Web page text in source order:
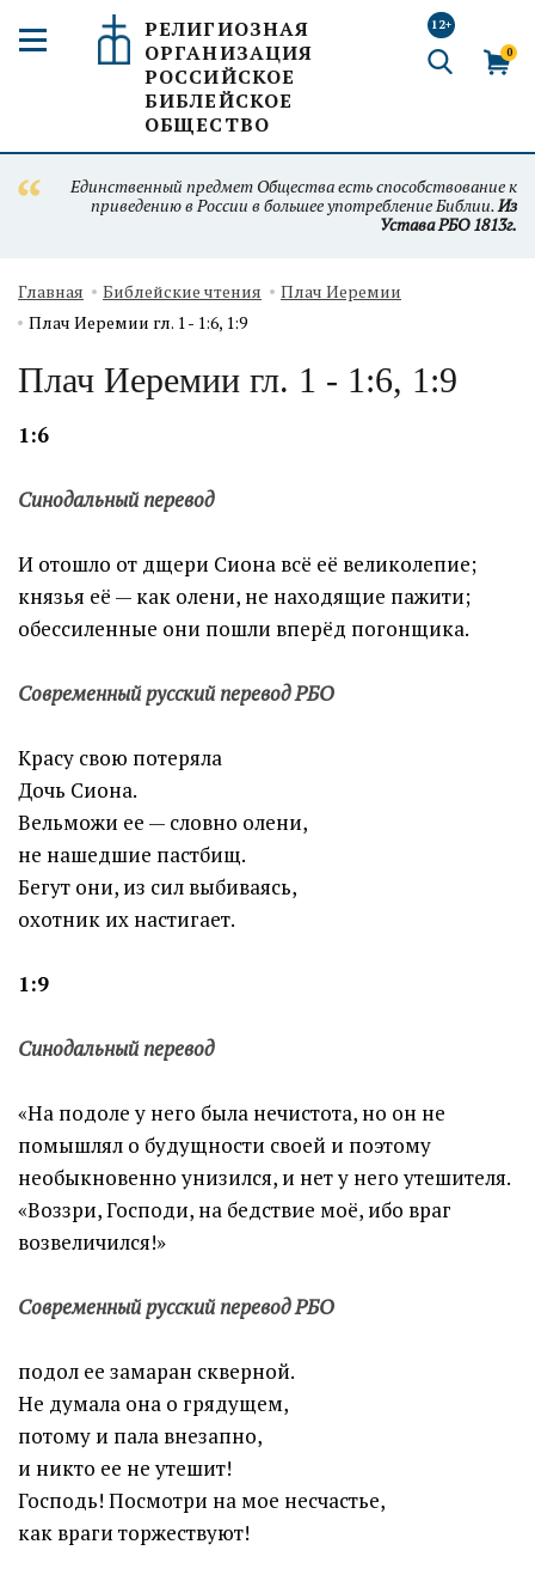
РЕЛИГИОЗНАЯ
ОРГАНИЗАЦИЯ
РОССИЙСКОЕ
БИБЛЕЙСКОЕ
ОБЩЕСТВО
12+
0
Единственный предмет Общества есть способствование к
приведению в России в большее употребление Библии.Из
Устава РБО 1813г.
Главная Библейские чтения
Плач Иеремии
Плач Иеремии гл. 1 - 1:6, 1:9
Плач Иеремии гл. 1 - 1:6, 1:9
1:6
Синодальный перевод
И отошло от дщери Сиона всё её великолепие;
князья её — как олени, не находящие пажити;
обессиленные они пошли вперёд погонщика.
Современный русский перевод РБО
Красу свою потеряла
Дочь Сиона.
Вельможи ее — словно олени,
не нашедшие пастбищ.
Бегут они, из сил выбиваясь,
охотник их настигает.
1:9
Синодальный перевод
«На подоле у него была нечистота, но он не
помышлял о будущности своей и поэтому
необыкновенно унизился, и нет у него утешителя.
«Воззри, Господи, на бедствие моё, ибо враг
возвеличился!»
Современный русский перевод РБО
подол ее замаран скверной.
Не думала она о грядущем,
потому и пала внезапно,
и никто ее не утешит!
Господь! Посмотри на мое несчастье,
как враги торжествуют!